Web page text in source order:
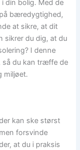
din bolig. Med de
bæredygtighed,
at sikre, at dit
sikrer du dig, at du
I denne
så du kan træffe de
miljøet.
kan ske størst
forsvinde
at du i praksis